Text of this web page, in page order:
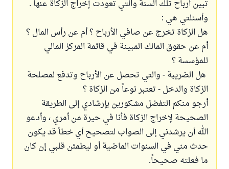
تبين أرباح تلك السنة والتي تعودت إخراج الزكاة عنها .
وأسئلتي هي :
هل الزكاة تخرج عن صافي الأرباح ؟ أم عن رأس المال ؟
أم عن حقوق المالك المبينة في قائمة المركز المالي
للمؤسسة ؟
هل الضريبة - والتي تحصل عن الأرباح وتدفع لمصلحة
الزكاة والدخل - تعتبر نوعاً من الزكاة ؟
أرجو منكم التفضل مشكورين بإرشادي إلى الطريقة
الصحيحة لإخراج الزكاة فأنا في حيرة من أمري ، وأدعو
الله أن يرشدني إلى الصواب لتصحيح أي خطأ قد يكون
حدث مني في السنوات الماضية أو ليطمئن قلبي إن كان
ما فعلته صحيحاً.